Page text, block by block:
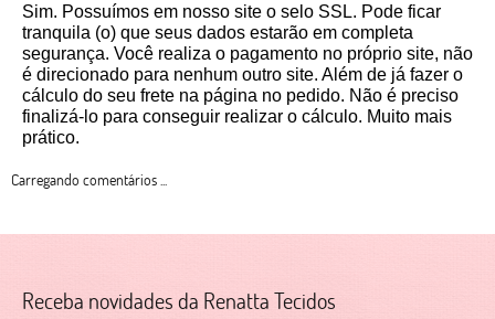
Sim. Possuímos em nosso site o selo SSL. Pode ficar
tranquila (o) que seus dados estarão em completa
segurança. Você realiza o pagamento no próprio site, não
é direcionado para nenhum outro site. Além de já fazer o
cálculo do seu frete na página no pedido. Não é preciso
finalizá-lo para conseguir realizar o cálculo. Muito mais
prático.
Carregando comentários ...
Receba novidades da Renatta Tecidos